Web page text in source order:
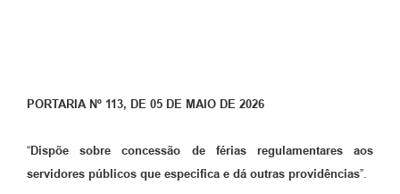
PORTARIA Nº 113, DE 05 DE MAIO DE 2026
“Dispõe sobre concessão de férias regulamentares aos
servidores públicos que especifica e dá outras providências”.